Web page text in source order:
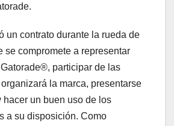
un contrato durante la rueda de
se compromete a representar
participar de las
la marca, presentarse
hacer un buen uso de los
a su disposición. Como